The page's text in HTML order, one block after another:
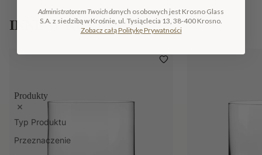
Produkty
Typ Produktu
Przeznaczenie
INNE W KOLEKCJI
Administratorem Twoich danych osobowych jest Krosno Glass
S.A. z siedzibą w Krośnie, ul. Tysiąclecia 13, 38-400 Krosno.
Zobacz całą Politykę Prywatności